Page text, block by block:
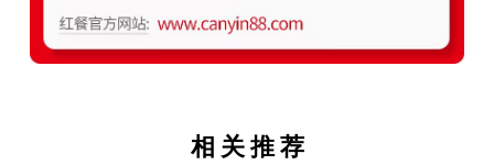
相关推荐